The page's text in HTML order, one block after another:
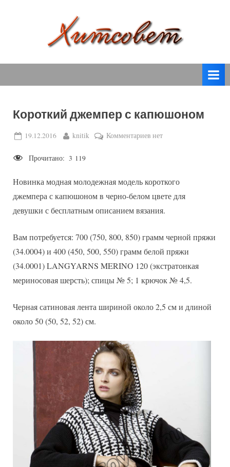
т
о
в
спицами,
крючком,
вязаные
модели
с
Короткий джемпер с капюшоном
Posted
19.12.2016 By
knitik Комментариевк
с
капюшоном
нет
Прочитано: 3 119
Новинка модная молодежная модель короткого
джемпера с капюшоном в черно-белом цвете для
девушки с бесплатным описанием вязания.
Вам потребуется: 700 (750, 800, 850) грамм черной пряжи
(34.0004) и 400 (450, 500, 550) грамм белой пряжи
(34.0001) LANGYARNS MERINO 120 (экстратонкая
мериносовая шерсть); спицы № 5; 1 крючок № 4,5.
Черная сатиновая лента шириной около 2,5 см и длиной
около 50 (50, 52, 52) см.